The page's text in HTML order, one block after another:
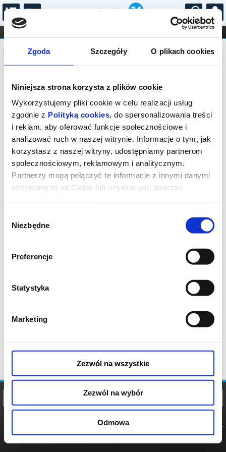
Zgoda Szczegóły O plikach cookies
Niniejsza strona korzysta z plików cookie
Wykorzystujemy pliki cookie w celu realizacji usług
zgodnie z Polityką cookies, do spersonalizowania treści
i reklam, aby oferować funkcje społecznościowe i
analizować ruch w naszej witrynie. Informacje o tym, jak
korzystasz z naszej witryny, udostępniamy partnerom
społecznościowym, reklamowym i analitycznym.
Partnerzy mogą połączyć te informacje z innymi danymi
otrzymanymi od Ciebie lub uzyskanymi podczas
zgody
Niezbędne
Preferencje
Statystyka
Marketing
Zezwól na wszystkie
Zezwól na wybór
Odmowa
...
FILHARMONIA OPERA I BALET
STAND-UP
DLA DZIECI
Komunikat
Sprzedaż on-line została zakończona,
sprawdź dostępność biletów w kasie.
POLITYKA
POLITYKA